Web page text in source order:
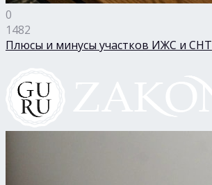
0
1482
Плюсы и минусы участков ИЖС и СНТ